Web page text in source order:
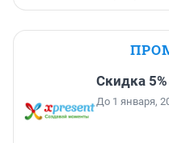
Скидка
До 1 января,